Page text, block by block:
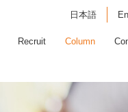
日本語
Recruit Column